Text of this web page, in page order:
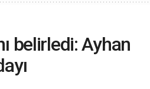
belirledi: Ayhan